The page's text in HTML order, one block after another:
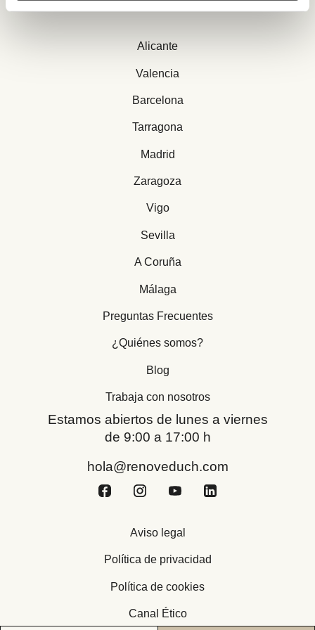
Alicante
Valencia
Barcelona
Tarragona
Madrid
Zaragoza
Vigo
Sevilla
A Coruña
Málaga
Preguntas Frecuentes
¿Quiénes somos?
Blog
Trabaja con nosotros
Estamos abiertos de lunes a viernes
de 9:00 a 17:00 h
hola@renoveduch.com
Aviso legal
Política de privacidad
Política de cookies
Canal Ético